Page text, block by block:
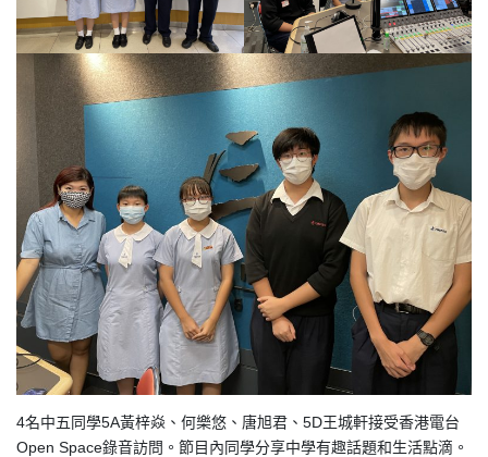
4名中五同學5A黃梓焱、何樂悠、唐旭君、5D王城軒接受香港電台
Open Space錄音訪問。節目內同學分享中學有趣話題和生活點滴。